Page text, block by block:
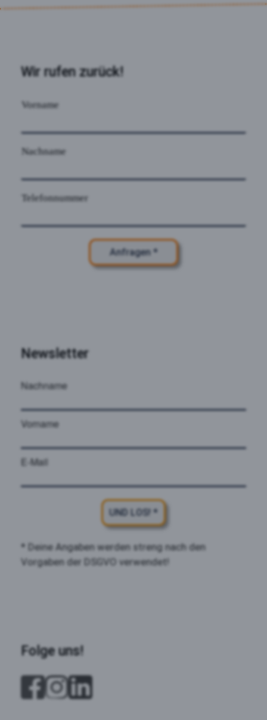
Wir rufen zurück!
Vorname
Nachname
Telefonnummer
Anfragen *
Newsletter
Nachname
Vorname
E-Mail
UND LOS! *
* Deine Angaben werden streng nach den
Vorgaben der DSGVO verwendet!
Folge uns!